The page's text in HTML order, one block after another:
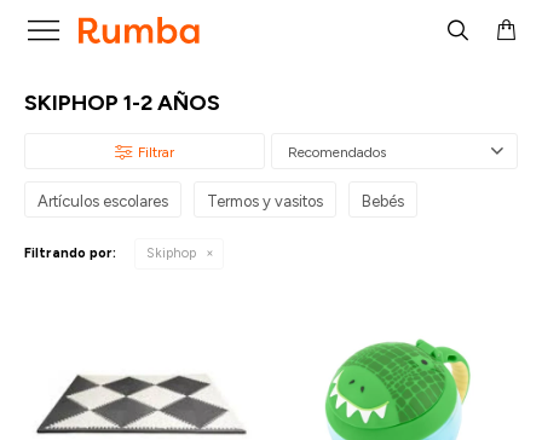

SKIPHOP 1-2 AÑOS
Recomendados
Artículos escolares Termos y vasitos Bebés
Filtrando por: Skiphop